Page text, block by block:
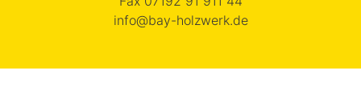
info@bay-holzwerk.de